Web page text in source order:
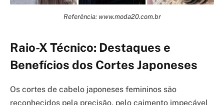
Referência: www.moda20.com.br
Raio-X Técnico: Destaques e
Benefícios dos Cortes Japoneses
Os cortes de cabelo japoneses femininos são
reconhecidos pela precisão, pelo caimento impecável